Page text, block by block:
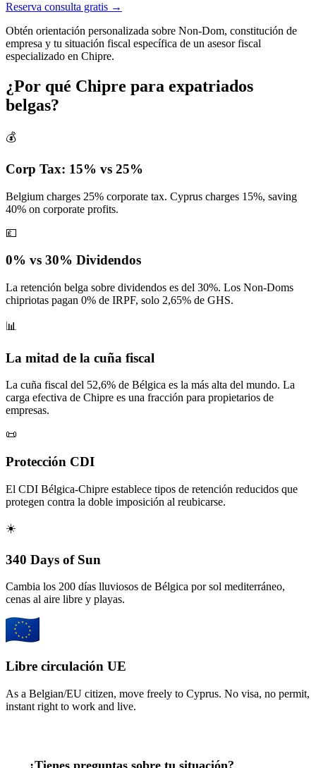
Reserva consulta gratis →
Obtén orientación personalizada sobre Non-Dom, constitución de
empresa y tu situación fiscal específica de un asesor fiscal
especializado en Chipre.
¿Por qué Chipre para expatriados
belgas?
💰
Corp Tax: 15% vs 25%
Belgium charges 25% corporate tax. Cyprus charges 15%, saving
40% on corporate profits.
💷
0% vs 30% Dividendos
La retención belga sobre dividendos es del 30%. Los Non-Doms
chipriotas pagan 0% de IRPF, solo 2,65% de GHS.
📊
La mitad de la cuña fiscal
La cuña fiscal del 52,6% de Bélgica es la más alta del mundo. La
carga efectiva de Chipre es una fracción para propietarios de
empresas.
📜
Protección CDI
El CDI Bélgica-Chipre establece tipos de retención reducidos que
protegen contra la doble imposición al reubicarse.
☀️
340 Days of Sun
Cambia los 200 días lluviosos de Bélgica por sol mediterráneo,
cenas al aire libre y playas.
Libre circulación UE
As a Belgian/EU citizen, move freely to Cyprus. No visa, no permit,
instant right to work and live.
¿Tienes preguntas sobre tu situación?